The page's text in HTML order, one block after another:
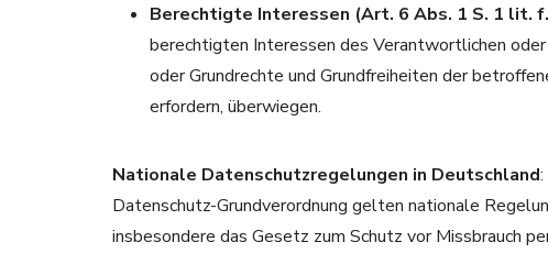
Berechtigte Interessen (Art. 6 Abs. 1 S. 1 lit. f.
berechtigten Interessen des Verantwortlichen
oder Grundrechte und Grundfreiheiten der
erfordern, überwiegen.
Nationale Datenschutzregelungen in Deutschland
Datenschutz-Grundverordnung gelten nationale
insbesondere das Gesetz zum Schutz vor Missbrauch